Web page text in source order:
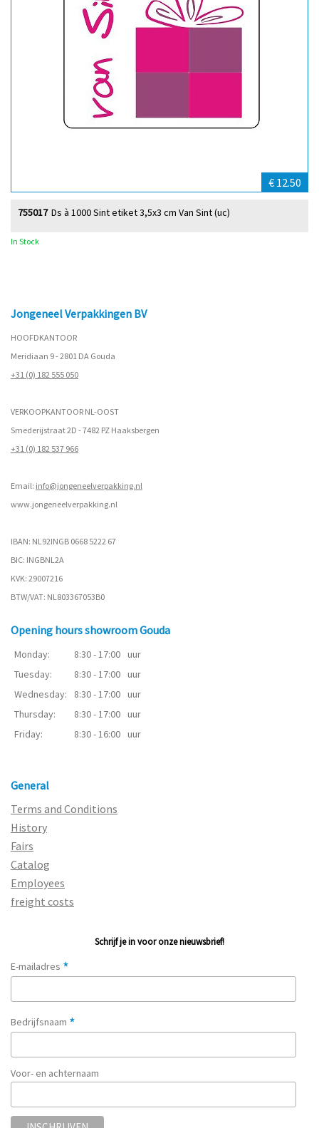
€ 12.50
Ds à 1000 Sint etiket 3,5x3 cm Van Sint (uc)
755017
In Stock
Jongeneel Verpakkingen BV
HOOFDKANTOOR
Meridiaan 9 - 2801 DA Gouda
+31 (0) 182 555 050
VERKOOPKANTOOR NL-OOST
Smederijstraat 2D - 7482 PZ Haaksbergen
+31 (0) 182 537 966
Email: info@jongeneelverpakking.nl
www.jongeneelverpakking.nl
IBAN: NL92INGB 0668 5222 67
BIC: INGBNL2A
KVK: 29007216
BTW/VAT: NL803367053B0
Opening hours showroom Gouda
Monday: 8:30 - 17:00 uur
Tuesday:
8:30 - 17:00 uur
Wednesday:
8:30 - 17:00 uur
Thursday:
8:30 - 17:00 uur
Friday:
8:30 - 16:00 uur
General
Terms and Conditions
History
Fairs
Catalog
Employees
freight costs
Schrijf je in voor onze nieuwsbrief!
E-mailadres *
Bedrijfsnaam *
Voor- en achternaam